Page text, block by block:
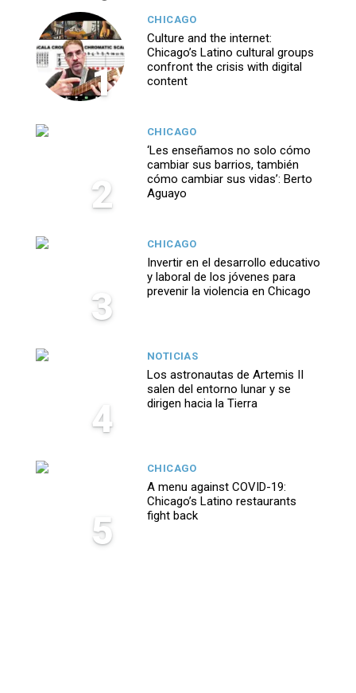
1
CHICAGO
Culture and the internet:
Chicago’s Latino cultural groups
confront the crisis with digital
content
2
CHICAGO
‘Les enseñamos no solo cómo
cambiar sus barrios, también
cómo cambiar sus vidas’: Berto
Aguayo
3
CHICAGO
Invertir en el desarrollo educativo
y laboral de los jóvenes para
prevenir la violencia en Chicago
4
NOTICIAS
Los astronautas de Artemis II
salen del entorno lunar y se
dirigen hacia la Tierra
5
CHICAGO
A menu against COVID-19:
Chicago’s Latino restaurants
fight back